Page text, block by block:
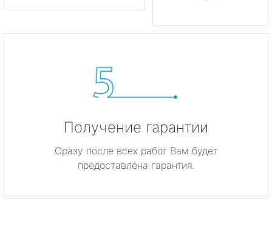
Получение гарантии
Сразу после всех работ Вам будет
предоставлена гарантия.